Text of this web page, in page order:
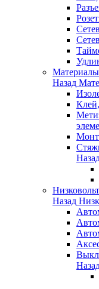
Назад
Назад